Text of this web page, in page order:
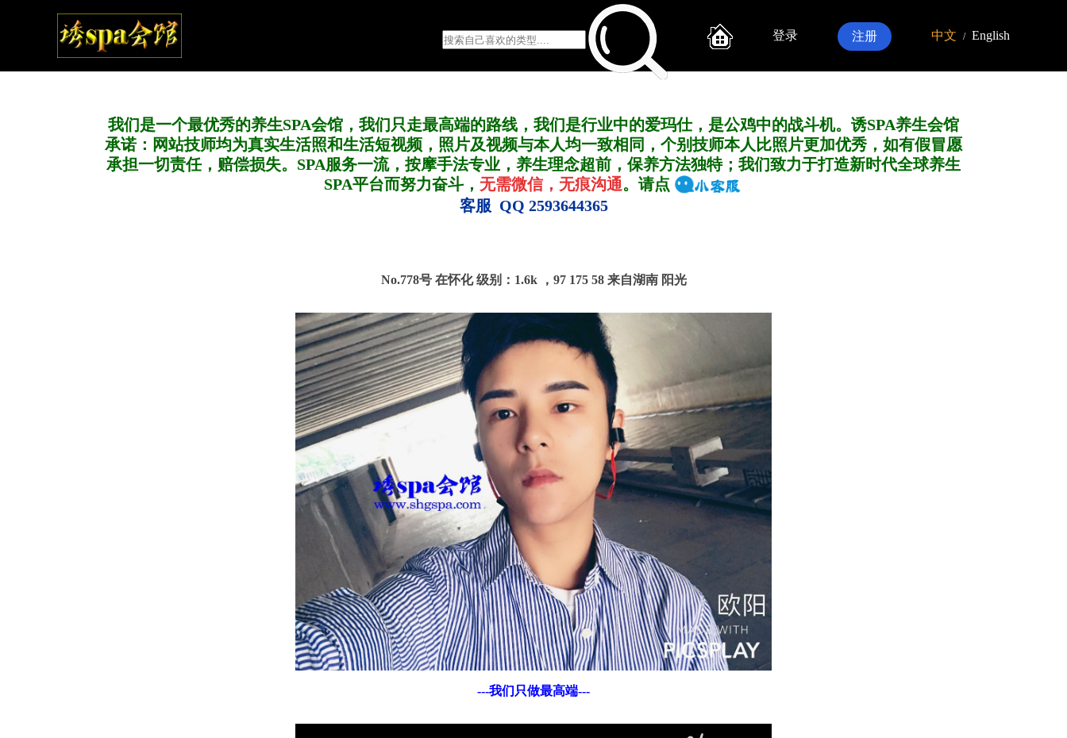
登录 注册 中文 / English
我们是一个最优秀的养生SPA会馆，我们只走最高端的路线，我们是行业中的爱玛仕，是公鸡中的战斗机。诱SPA养生会馆
承诺：网站技师均为真实生活照和生活短视频，照片及视频与本人均一致相同，个别技师本人比照片更加优秀，如有假冒愿
承担一切责任，赔偿损失。SPA服务一流，按摩手法专业，养生理念超前，保养方法独特；我们致力于打造新时代全球养生
SPA平台而努力奋斗， 无需微信，无痕沟通。请点
客服 QQ 2593644365
No.778号 在怀化级别：1.6k ， 97 175 58 来自湖南 阳光
---我们只做最高端---